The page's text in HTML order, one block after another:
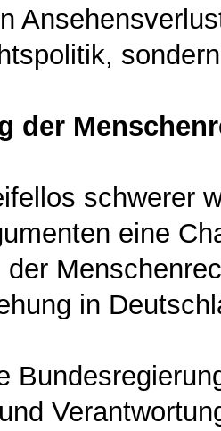
der
schwerer
eine
in